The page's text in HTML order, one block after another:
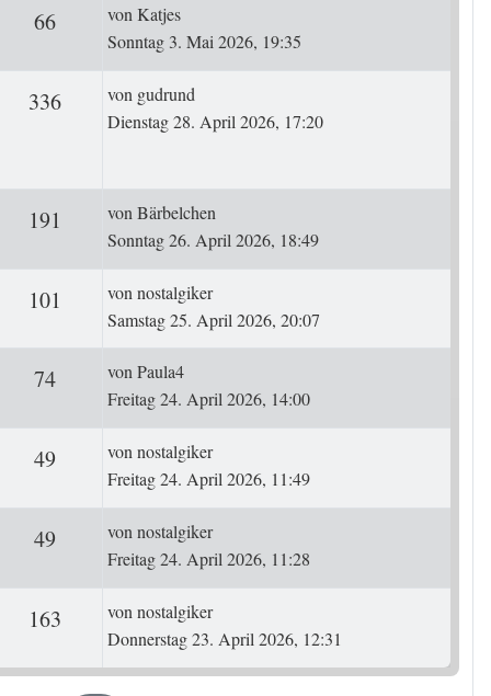
66ZugriffeLetzter Beitrag
vonKatjes
Sonntag 3. Mai 2026, 19:35
336ZugriffeLetzter Beitrag
von gudrund
Dienstag 28. April 2026, 17:20
191 ZugriffeLetzter Beitrag
vonBärbelchen
Sonntag 26. April 2026, 18:49
101 ZugriffeLetzter Beitrag
vonnostalgiker
Samstag 25. April 2026, 20:07
74ZugriffeLetzter Beitrag
vonPaula4
Freitag 24. April 2026, 14:00
49ZugriffeLetzter Beitrag
vonnostalgiker
Freitag 24. April 2026, 11:49
49 ZugriffeLetzter Beitrag
vonnostalgiker
Freitag 24. April 2026, 11:28
163 ZugriffeLetzter Beitrag
vonnostalgiker
Donnerstag 23. April 2026, 12:31